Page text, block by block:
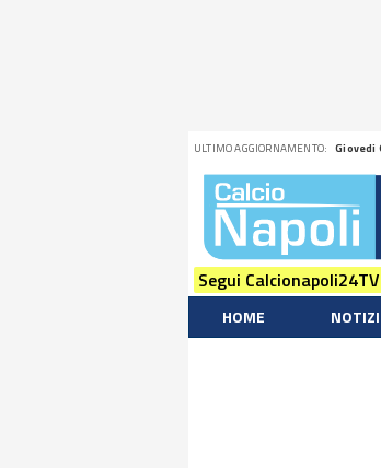
ULTIMO AGGIORNAMENTO: Giovedi
Segui
HOME